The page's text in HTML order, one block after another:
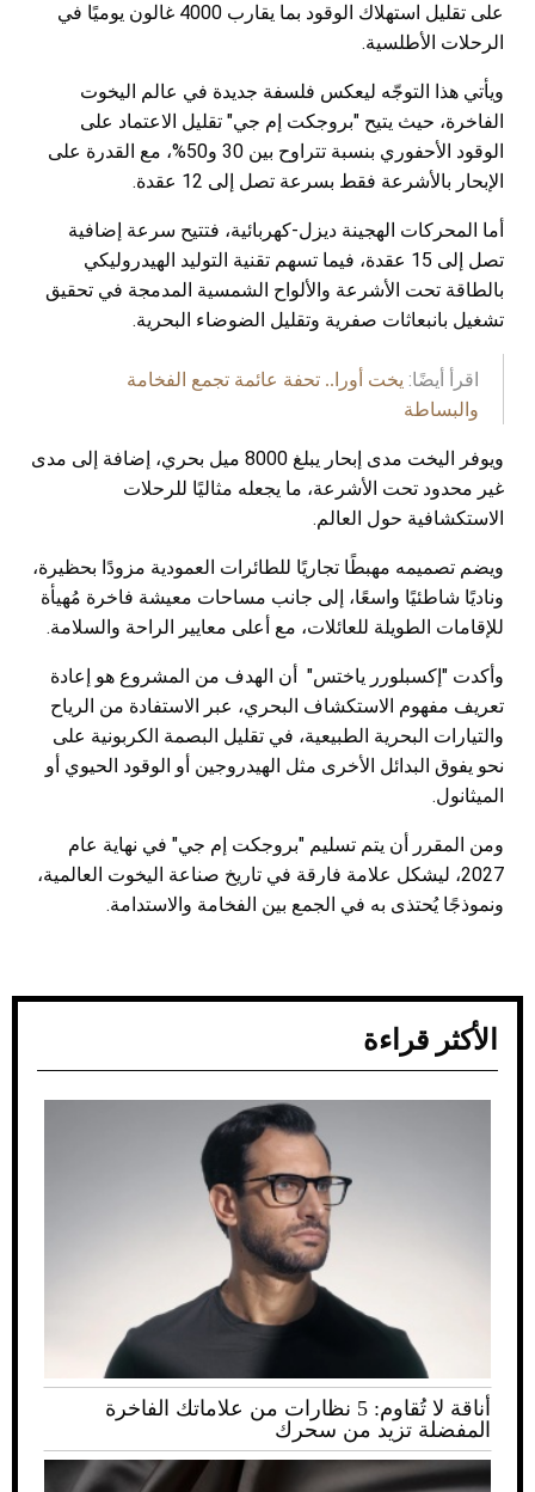
على تقليل استهلاك الوقود بما يقارب 4000 غالون يوميًا في
الرحلات الأطلسية.
ويأتي هذا التوجّه ليعكس فلسفة جديدة في عالم اليخوت
الفاخرة، حيث يتيح "بروجكت إم جي" تقليل الاعتماد على
الوقود الأحفوري بنسبة تتراوح بين 30 و50%، مع القدرة على
الإبحار بالأشرعة فقط بسرعة تصل إلى 12 عقدة.
أما المحركات الهجينة ديزل-كهربائية، فتتيح سرعة إضافية
تصل إلى 15 عقدة، فيما تسهم تقنية التوليد الهيدروليكي
بالطاقة تحت الأشرعة والألواح الشمسية المدمجة في تحقيق
تشغيل بانبعاثات صفرية وتقليل الضوضاء البحرية.
اقرأ أيضًا: يخت أورا.. تحفة عائمة تجمع الفخامة
والبساطة
ويوفر اليخت مدى إبحار يبلغ 8000 ميل بحري، إضافة إلى مدى
غير محدود تحت الأشرعة، ما يجعله مثاليًا للرحلات
الاستكشافية حول العالم.
ويضم تصميمه مهبطًا تجاريًا للطائرات العمودية مزودًا بحظيرة،
وناديًا شاطئيًا واسعًا، إلى جانب مساحات معيشة فاخرة مُهيأة
للإقامات الطويلة للعائلات، مع أعلى معايير الراحة والسلامة.
وأكدت "إكسبلورر ياختس" أن الهدف من المشروع هو إعادة
تعريف مفهوم الاستكشاف البحري، عبر الاستفادة من الرياح
والتيارات البحرية الطبيعية، في تقليل البصمة الكربونية على
نحو يفوق البدائل الأخرى مثل الهيدروجين أو الوقود الحيوي أو
الميثانول.
ومن المقرر أن يتم تسليم "بروجكت إم جي" في نهاية عام
2027، ليشكل علامة فارقة في تاريخ صناعة اليخوت العالمية،
ونموذجًا يُحتذى به في الجمع بين الفخامة والاستدامة.
الأكثر قراءة
أناقة لا تُقاوم: 5 نظارات من علاماتك الفاخرة
المفضلة تزيد من سحرك